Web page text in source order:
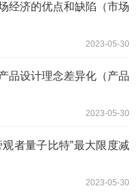
经济的优点和缺陷（市场
2023-05-30
品设计理念差异化（产品
2023-05-30
观者量子比特”最大限度减
2023-05-30